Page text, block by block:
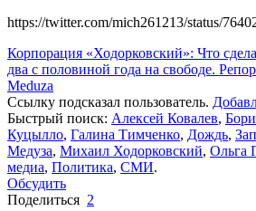
https://twitter.com/mich261213/status/
Корпорация «Ходорковский»: Что
два с половиной года на свободе.
Meduza
Ссылку подсказал пользователь.
Быстрый поиск: Алексей Ковалев,
Куцылло, Галина Тимченко, Дождь,
Медуза, Михаил Ходорковский, Ольга
медиа, Политика, СМИ.
Обсудить
Поделиться 2